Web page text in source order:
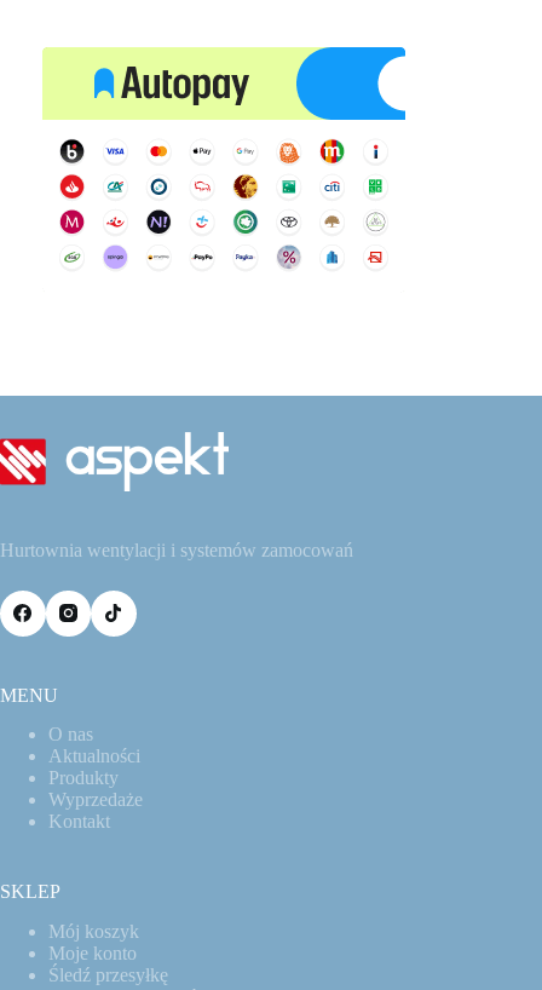
Hurtownia wentylacji i systemów zamocowań
MENU
O nas
Aktualności
Produkty
Wyprzedaże
Kontakt
SKLEP
Mój koszyk
Moje konto
Śledź przesyłkę